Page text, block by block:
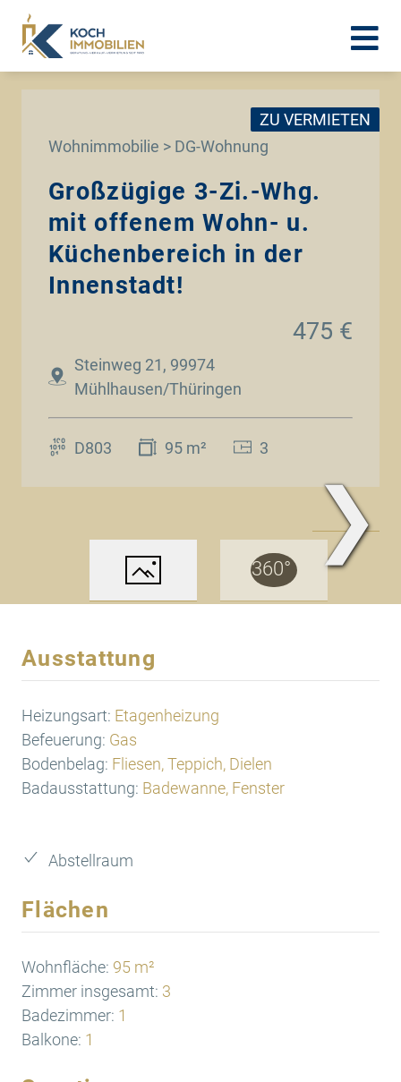
Wohnimmobilie > DG-Wohnung
ZU VERMIETEN
Großzügige 3-Zi.-Whg.
mit offenem Wohn- u.
Küchenbereich in der
Innenstadt!
Steinweg 21, 99974
Mühlhausen/Thüringen
475 €
D803 95 m² 3
❯
Ausstattung
Heizungsart: Etagenheizung
Befeuerung: Gas
Bodenbelag: Fliesen, Teppich, Dielen
Badausstattung: Badewanne, Fenster
Abstellraum
Flächen
Wohnfläche: 95 m²
Zimmer insgesamt: 3
Badezimmer: 1
Balkone: 1